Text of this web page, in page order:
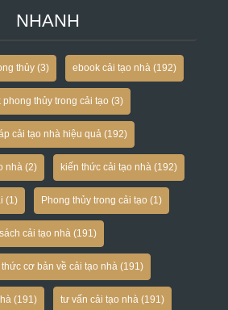
NHANH
thủy(3) ebook cải tạo nhà(192)
phong thủy trong cải tạo (3)
cải tạo nhà hiệu quả(192)
nhà (2) kiến thức cải tạo nhà (192)
(1) Phong thủy trong cải tạo (1)
sách cải tạo nhà(191)
cơ bản về cải tạo nhà(191)
(191) tư vấn cải tạo nhà(191)